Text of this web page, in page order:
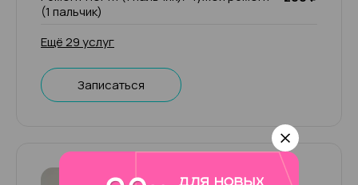
(1 пальчик)
Ещё 29 услуг
Записаться
Елена